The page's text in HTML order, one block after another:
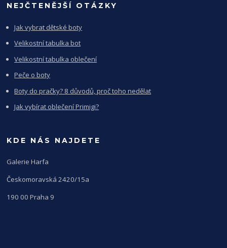
NEJČTENĚJŠÍ OTÁZKY
Jak vybrat dětské boty
Velikostní tabulka bot
Velikostní tabulka oblečení
Peče o boty
Boty do pračky? 8 důvodů, proč toho nedělat
Jak vybírat oblečení Primigi?
KDE NÁS NAJDETE
Galerie Harfa
Českomoravská 2420/15a
190 00 Praha 9